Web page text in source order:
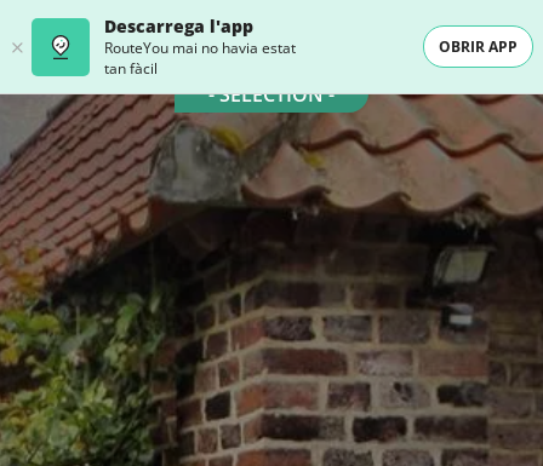
Descarrega l'app
RouteYou mai no havia estat
tan fàcil
OBRIR APP
- SELECTION -